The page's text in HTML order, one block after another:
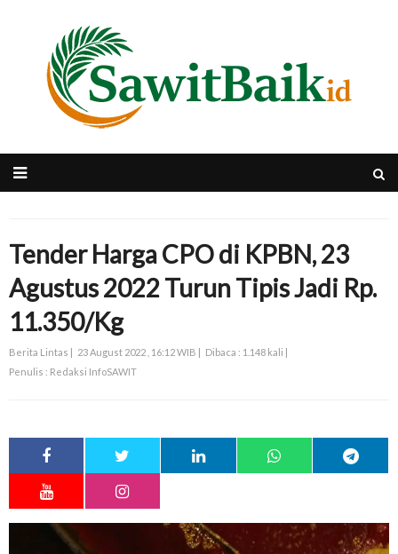
Tender Harga CPO di KPBN, 23
Agustus 2022 Turun Tipis Jadi Rp.
11.350/Kg
Berita Lintas | 23 August 2022 , 16:12 WIB | Dibaca : 1.148 kali |
Penulis : Redaksi InfoSAWIT